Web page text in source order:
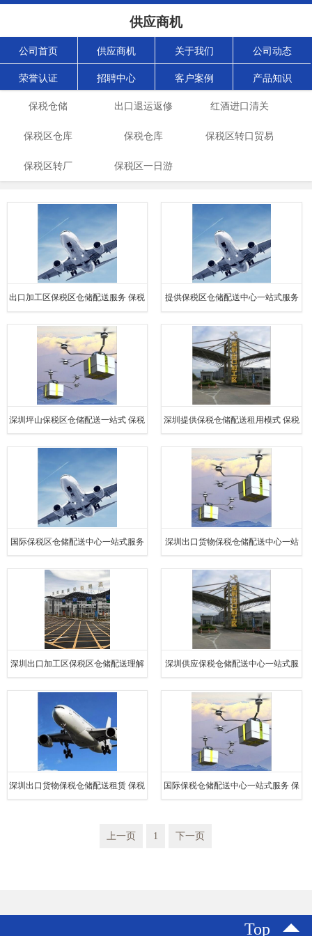
供应商机
公司首页 供应商机 关于我们 公司动态
荣誉认证 招聘中心 客户案例 产品知识
保税仓储 出口退运返修 红酒进口清关
保税区仓库 保税仓库 保税区转口贸易
保税区转厂 保税区一日游
出口加工区保税区仓储配送服务 保税
仓储配送一站式服务
提供保税区仓储配送中心一站式服务
保税仓储配送一站式服务
深圳坪山保税区仓储配送一站式 保税
仓储配送一站式服务
深圳提供保税仓储配送租用模式 保税
仓储配送一站式服务
国际保税区仓储配送中心一站式服务
保税仓储配送一站式服务
深圳出口货物保税仓储配送中心一站
式服务 保税仓储配送一站式服务
深圳出口加工区保税区仓储配送理解
保税仓储配送一站式服务
深圳供应保税仓储配送中心一站式服
务 保税仓储配送一站式服务
深圳出口货物保税仓储配送租赁 保税 国际保税仓储配送中心一站式服务 保
上一页 1 下一页
Top